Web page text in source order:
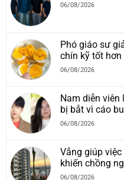
06/08/2026
Phó giáo sư
chín kỹ tốt hơn
06/08/2026
Nam diễn
bị bắt vì cáo
06/08/2026
Vắng giúp
khiến chồng
06/08/2026